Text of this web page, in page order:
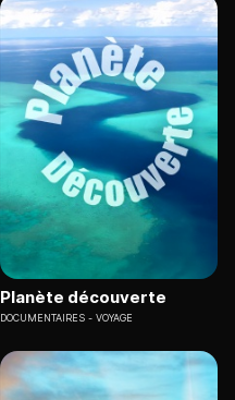
Planète découverte
DOCUMENTAIRES VOYAGE